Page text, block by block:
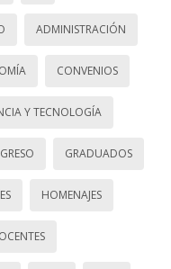
ADMINISTRACIÓN
CONVENIOS
Y TECNOLOGÍA
GRADUADOS
HOMENAJES